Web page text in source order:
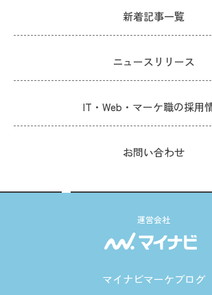
新着記事一覧
ニュースリリース
IT・Web・マーケ職の採用
お問い合わせ
運営会社
マイナビマーケブログ